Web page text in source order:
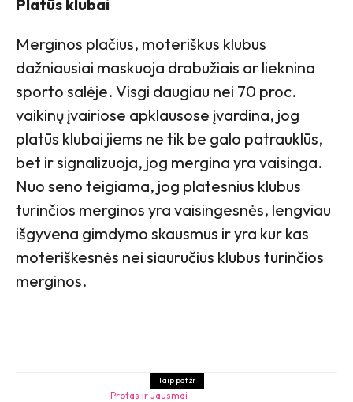
Platūs klubai
Merginos plačius, moteriškus klubus
dažniausiai maskuoja drabužiais ar lieknina
sporto salėje. Visgi daugiau nei 70 proc.
vaikinų įvairiose apklausose įvardina, jog
platūs klubai jiems ne tik be galo patrauklūs,
bet ir signalizuoja, jog mergina yra vaisinga.
Nuo seno teigiama, jog platesnius klubus
turinčios merginos yra vaisingesnės, lengviau
išgyvena gimdymo skausmus ir yra kur kas
moteriškesnės nei siauručius klubus turinčios
merginos.
Taip pat žr
Protas ir Jausmai